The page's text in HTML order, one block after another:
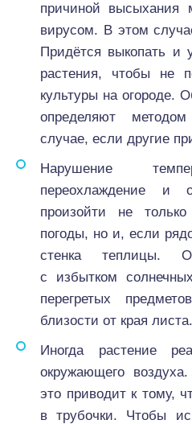
причиной высыхания
вирусом. В этом
Придётся выкопать и
растения, чтобы не
культуры на огороде.
определяют
случае, если другие
Нарушение
переохлаждение и
произойти не
погоды, но и, если
стенка теплицы.
с избытком
перегретых
близости от края листа.
Иногда растение
окружающего
это приводит к тому,
в трубочки. Чтобы